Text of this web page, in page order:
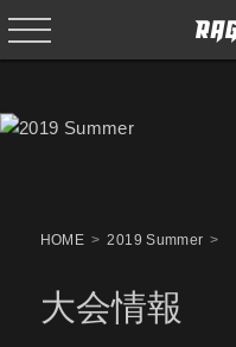
HOME 2019 Summer
大会情報